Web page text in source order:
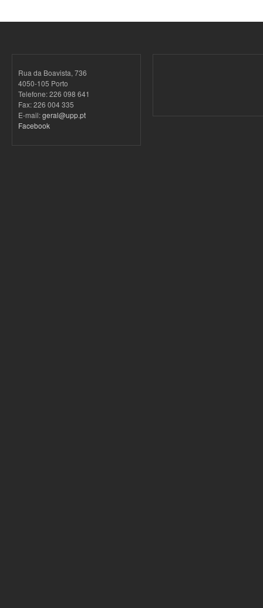
Rua da Boavista, 736
4050-105 Porto
Telefone: 226 098 641
Fax: 226 004 335
E-mail:geral@upp.pt
Facebook